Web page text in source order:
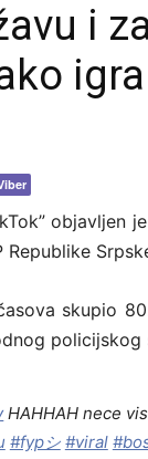
i
objavljen
skupio
policijskog
HAHHAH nece
#fypシ #viral